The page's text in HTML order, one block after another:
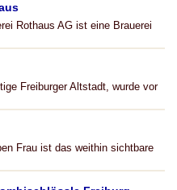
Rothaus AG ist eine Brauerei
Freiburger Altstadt, wurde vor
Frau ist das weithin sichtbare